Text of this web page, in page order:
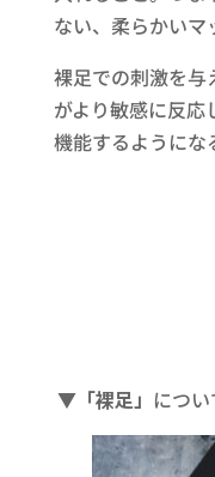
ない、柔らかいマ
裸足での刺激を与
がより敏感に反応
機能するようにな
▼「裸足」 につ